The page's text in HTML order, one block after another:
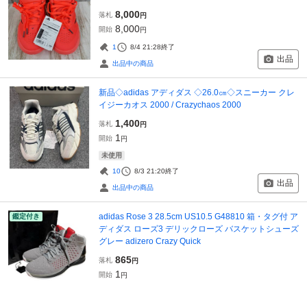
落札 8,000円
開始 8,000円
1 8/4 21:28終了
出品中の商品 出品
新品◇adidas アディダス ◇26.0㎝◇スニーカー クレ
イジーカオス 2000 / Crazychaos 2000
落札 1,400円
開始 1 円
未使用
10 8/3 21:20終了
出品中の商品 出品
鑑定付き
adidas Rose 3 28.5cm US10.5 G48810 箱・タグ付 ア
ディダス ローズ3 デリックローズ バスケットシューズ
グレー adizero Crazy Quick
落札 865円
開始 1 円